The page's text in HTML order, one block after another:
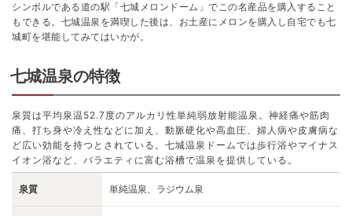
シンボルである道の駅「七城メロンドーム」でこの名産品を購入すること
もできる。七城温泉を満喫した後は、お土産にメロンを購入し自宅でも七
城町を堪能してみてはいかが。
七城温泉の特徴
泉質は平均泉温52.7度のアルカリ性単純弱放射能温泉。神経痛や筋肉
痛、打ち身や冷え性などに加え、動脈硬化や高血圧、婦人病や皮膚病な
ど広い効能を持つとされている。七城温泉ドームでは歩行浴やマイナス
イオン浴など、バラエティに富む浴槽で温泉を提供している。
泉質 単純温泉、ラジウム泉